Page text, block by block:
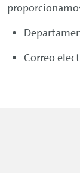
Correo